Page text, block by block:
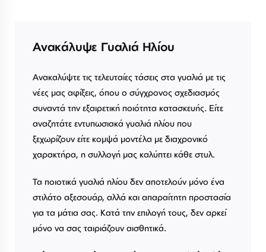
Ανακάλυψε Γυαλιά Ηλίου
Ανακαλύψτε τις τελευταίες τάσεις στα γυαλιά με τις
νέες μας αφίξεις, όπου ο σύγχρονος σχεδιασμός
συναντά την εξαιρετική ποιότητα κατασκευής. Είτε
αναζητάτε εντυπωσιακά γυαλιά ηλίου που
ξεχωρίζουν είτε κομψά μοντέλα με διαχρονικό
χαρακτήρα, η συλλογή μας καλύπτει κάθε στυλ.
Τα ποιοτικά γυαλιά ηλίου δεν αποτελούν μόνο ένα
στιλάτο αξεσουάρ, αλλά και απαραίτητη προστασία
για τα μάτια σας. Κατά την επιλογή τους, δεν αρκεί
μόνο να σας ταιριάζουν αισθητικά.